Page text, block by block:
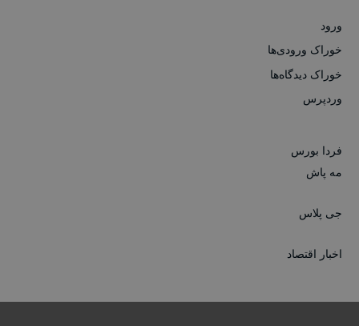
ورود
خوراک ورودی‌ها
خوراک دیدگاه‌ها
وردپرس
فردا بورس
مه پاش
جی پلاس
اخبار اقتصاد